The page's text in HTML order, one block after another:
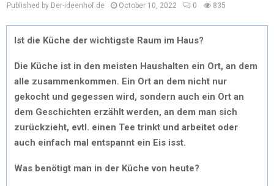
Published by Der-ideenhof.de October 10, 2022 0 835
Ist die Küche der wichtigste Raum im Haus?
Die Küche ist in den meisten Haushalten ein Ort, an dem
alle zusammenkommen. Ein Ort an dem nicht nur
gekocht und gegessen wird, sondern auch ein Ort an
dem Geschichten erzählt werden, an dem man sich
zurückzieht, evtl. einen Tee trinkt und arbeitet oder
auch einfach mal entspannt ein Eis isst.
Was benötigt man in der Küche von heute?